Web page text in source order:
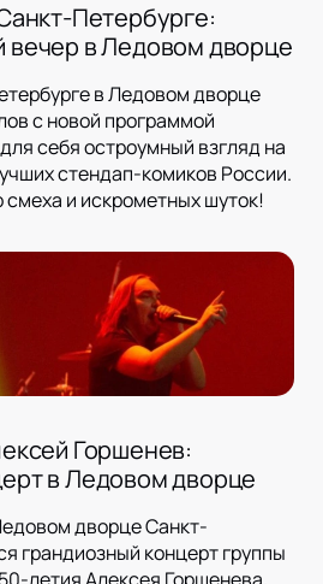
Петербурге:
вечер в Ледовом дворце
в Ледовом дворце
с новой программой
себя остроумный взгляд на
стендап-комиков России.
смеха и искрометных шуток!
Горшенев:
в Ледовом дворце
дворце Санкт-
грандиозный концерт группы